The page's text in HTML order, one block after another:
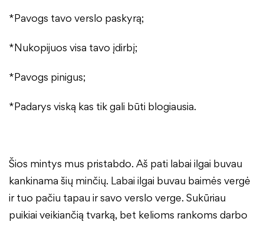
*Pavogs tavo verslo paskyrą;
*Nukopijuos visa tavo įdirbį;
*Pavogs pinigus;
*Padarys viską kas tik gali būti blogiausia.
Šios mintys mus pristabdo. Aš pati labai ilgai buvau
kankinama šių minčių. Labai ilgai buvau baimės vergė
ir tuo pačiu tapau ir savo verslo verge. Sukūriau
puikiai veikiančią tvarką, bet kelioms rankoms darbo